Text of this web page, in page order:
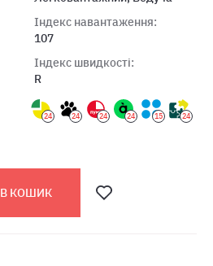
Індекс навантаження:
107
Індекс швидкості:
R
24 24 24 24 15 24
В КОШИК